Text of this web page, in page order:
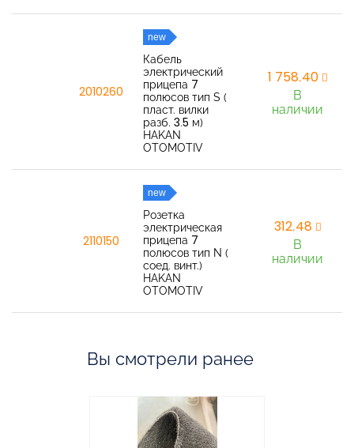
2010260
new
Кабель
электрический
прицепа 7
полюсов тип S (
пласт. вилки
разб. 3.5 м)
HAKAN
OTOMOTIV
1 758,40
В
наличии
2110150
new
Розетка
электрическая
прицепа 7
полюсов тип N (
соед. винт.)
HAKAN
OTOMOTIV
312,48
В
наличии
Вы смотрели ранее